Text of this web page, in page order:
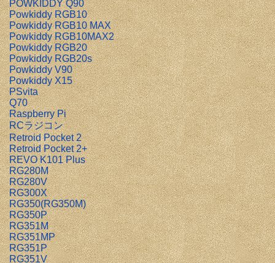
POWKIDDY Q90
Powkiddy RGB10
Powkiddy RGB10 MAX
Powkiddy RGB10MAX2
Powkiddy RGB20
Powkiddy RGB20s
Powkiddy V90
Powkiddy X15
PSvita
Q70
Raspberry Pi
RCラジコン
Retroid Pocket 2
Retroid Pocket 2+
REVO K101 Plus
RG280M
RG280V
RG300X
RG350(RG350M)
RG350P
RG351M
RG351MP
RG351P
RG351V